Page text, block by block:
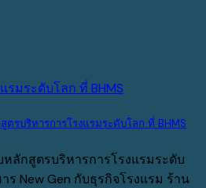
รบริหารการโรงแรมระดับโลก ที่ BHMS
ลักสูตรบริหารการโรงแรมระดับ
ร New Gen กับธุรกิจโรงแรม ร้าน